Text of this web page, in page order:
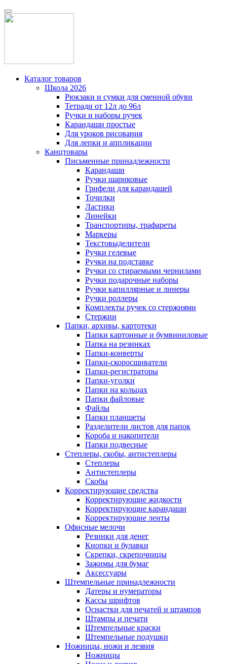
Каталог товаров
Школа 2026
Рюкзаки и сумки для сменной обуви
Тетради от 12л до 96л
Ручки и наборы ручек
Карандаши простые
Для уроков рисования
Для лепки и аппликации
Канцтовары
Письменные принадлежности
Карандаши
Ручки шариковые
Грифели для карандашей
Точилки
Ластики
Линейки
Транспортиры, трафареты
Маркеры
Текстовыделители
Ручки гелевые
Ручки на подставке
Ручки со стираемыми чернилами
Ручки подарочные наборы
Ручки капиллярные и линеры
Ручки роллеры
Комплекты ручек со стержнями
Стержни
Папки, архивы, картотеки
Папки картонные и бумвиниловые
Папка на резинках
Папки-конверты
Папки-скоросшиватели
Папки-регистраторы
Папки-уголки
Папки на кольцах
Папки файловые
Файлы
Папки планшеты
Разделители листов для папок
Короба и накопители
Папки подвесные
Степлеры, скобы, антистеплеры
Степлеры
Антистеплеры
Скобы
Корректирующие средства
Корректирующие жидкости
Корректирующие карандаши
Корректирующие ленты
Офисные мелочи
Резинки для денег
Кнопки и булавки
Скрепки, скрепочницы
Зажимы для бумаг
Аксессуары
Штемпельные принадлежности
Датеры и нумераторы
Кассы шрифтов
Оснастки для печатей и штампов
Штампы и печати
Штемпельные краски
Штемпельные подушки
Ножницы, ножи и лезвия
Ножницы